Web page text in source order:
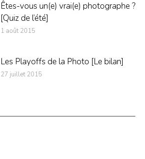
Êtes-vous un(e) vrai(e) photographe ?
[Quiz de l’été]
1 août 2015
Les Playoffs de la Photo [Le bilan]
27 juillet 2015